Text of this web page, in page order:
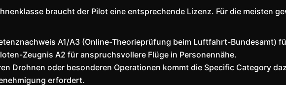
braucht der Pilot eine entsprechende Lizenz. Für die meisten
A1/A3 (Online-Theorieprüfung beim Luftfahrt-Bundesamt)
Zeugnis A2 für anspruchsvollere Flüge in Personennähe.
Drohnen oder besonderen Operationen kommt die Specific Category
erfordert.